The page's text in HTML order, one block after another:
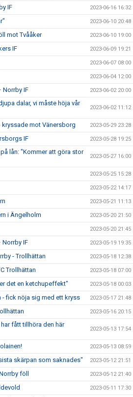
IF 2023-06-16 16:32
2023-06-10 20:48
mot Tvååker 2023-06-10 19:00
IF 2023-06-09 19:21
2023-06-07 08:00
2023-06-04 12:00
Norrby IF 2023-06-02 20:00
dalar, vi måste höja vår
2023-06-02 11:12
kryssade mot Vänersborg 2023-05-29 23:28
IF 2023-05-28 19:25
lån: "Kommer att göra stor
2023-05-27 16:00
2023-05-25 15:28
2023-05-22 14:17
2023-05-21 11:13
i Ängelholm 2023-05-20 21:50
2023-05-20 21:45
Norrby IF 2023-05-19 19:35
- Trollhättan 2023-05-18 12:38
Trollhättan 2023-05-18 07:00
det en ketchupeffekt" 2023-05-18 00:03
- fick nöja sig med ett kryss 2023-05-17 21:48
2023-05-16 20:15
fått tillhöra den här
2023-05-13 17:54
2023-05-13 08:59
skärpan som saknades" 2023-05-12 21:51
föll 2023-05-12 21:40
2023-05-11 17:30